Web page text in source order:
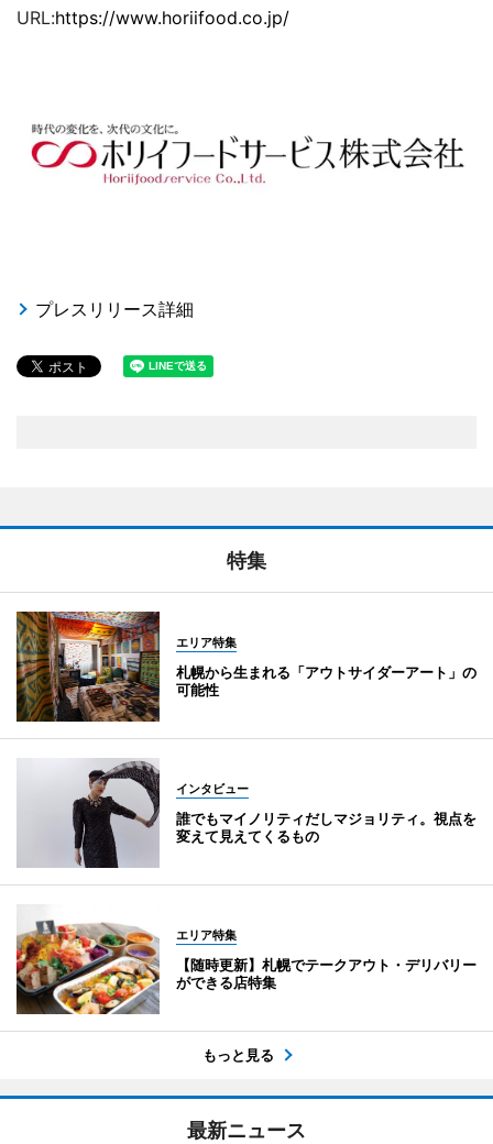
URL:https://www.horiifood.co.jp/
プレスリリース詳細
特集
エリア特集
札幌から生まれる「アウトサイダーアート」の
可能性
インタビュー
誰でもマイノリティだしマジョリティ。視点を
変えて見えてくるもの
エリア特集
【随時更新】札幌でテークアウト・デリバリー
ができる店特集
もっと見る
最新ニュース